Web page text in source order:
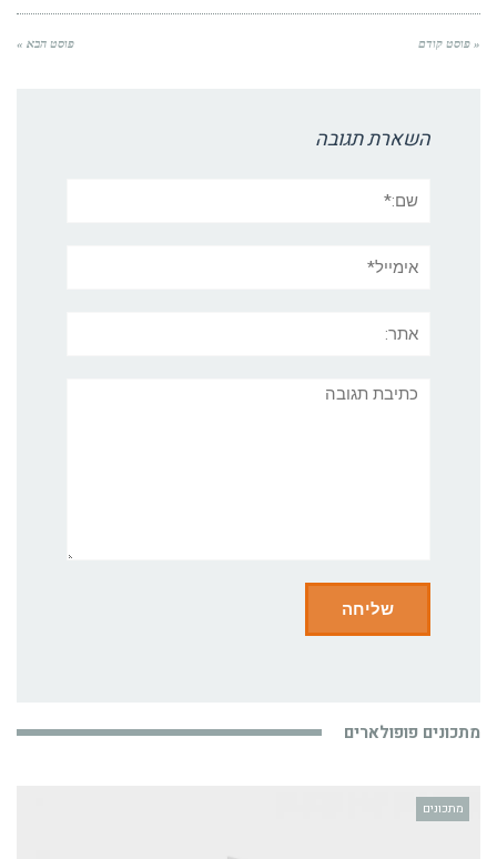
« פוסט קודם פוסט הבא »
השארת תגובה
תגובה
מתכונים פופולארים
מתכונים